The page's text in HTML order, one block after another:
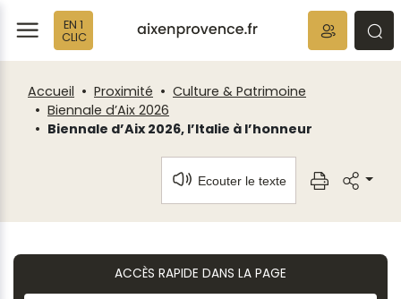
EN 1
CLIC
Accueil Proximité
Culture & Patrimoine
Biennale d’Aix 2026
Biennale d’Aix 2026, l’Italie à l’honneur
Ecouter le texte
ACCÈS RAPIDE DANS LA PAGE
Fenêtre
de
chat
Panneau de gestion des cookies